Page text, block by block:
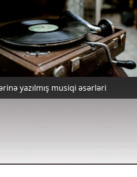
yazılmış musiqi əsərləri